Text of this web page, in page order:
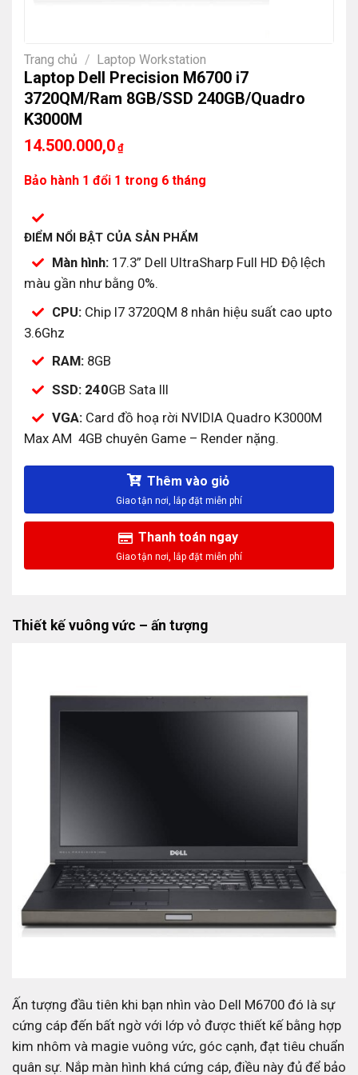
Trang chủ / Laptop Workstation
Laptop Dell Precision M6700 i7
3720QM/Ram 8GB/SSD 240GB/Quadro
K3000M
14.500.000,0 ₫
Bảo hành 1 đổi 1 trong 6 tháng
ĐIỂM NỔI BẬT CỦA SẢN PHẨM
Màn hình:17.3” Dell UltraSharp Full HD Độ lệch
màu gần như bằng 0%.
CPU:Chip I7 3720QM 8 nhân hiệu suất cao upto
3.6Ghz
RAM:8GB
SSD: 240GB Sata III
VGA: Card đồ hoạ rời NVIDIA Quadro K3000M
Max AM 4GB chuyên Game – Render nặng.
Thêm vào giỏ
Thanh toán ngay
Thiết kế vuông vức – ấn tượng
Ấn tượng đầu tiên khi bạn nhìn vào Dell M6700 đó là sự
cứng cáp đến bất ngờ với lớp vỏ được thiết kế bằng hợp
kim nhôm và magie vuông vức, góc cạnh, đạt tiêu chuẩn
quân sự. Nắp màn hình khá cứng cáp, điều này đủ để bảo